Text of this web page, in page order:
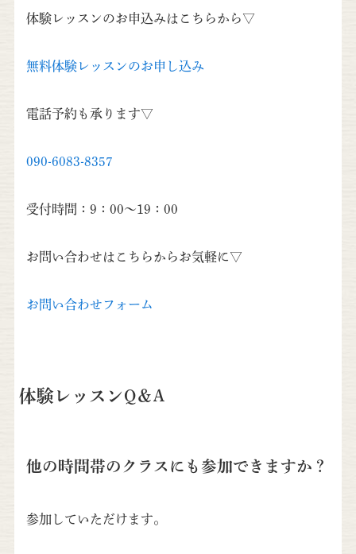
体験レッスンのお申込みはこちらから▽
無料体験レッスンのお申し込み
電話予約も承ります▽
090-6083-8357
受付時間：9：00～19：00
お問い合わせはこちらからお気軽に▽
お問い合わせフォーム
体験レッスンQ＆A
他の時間帯のクラスにも参加できますか？
参加していただけます。